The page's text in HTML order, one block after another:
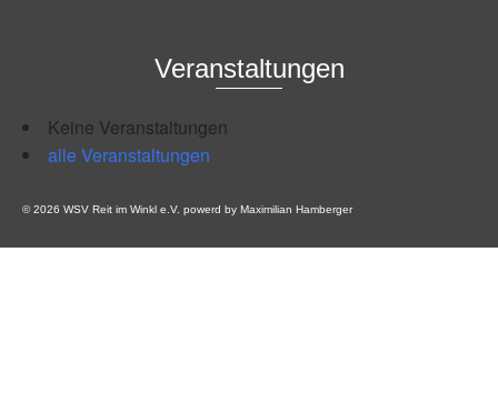
Veranstaltungen
Keine Veranstaltungen
alle Veranstaltungen
© 2026 WSV Reit im Winkl e.V. powerd by Maximilian Hamberger